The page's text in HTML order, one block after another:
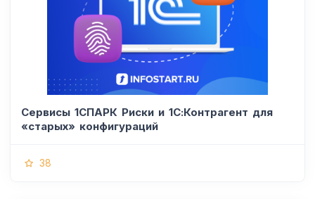
Сервисы 1СПАРК Риски и 1С:Контрагент для
«старых» конфигураций
38